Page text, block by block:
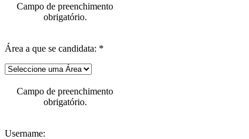
Campo de preenchimento
obrigatório.
Área a que se candidata: *
Campo de preenchimento
obrigatório.
Username: